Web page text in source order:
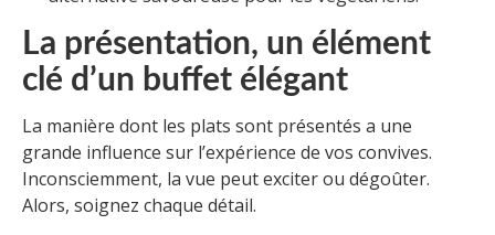
La présentation, un élément
clé d’un buffet élégant
La manière dont les plats sont présentés a une
grande influence sur l’expérience de vos convives.
Inconsciemment, la vue peut exciter ou dégoûter.
Alors, soignez chaque détail.